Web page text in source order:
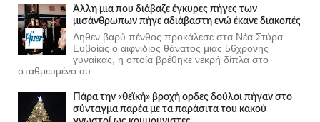
Άλλη μια που διάβαζε έγκυρες πήγες των
μισάνθρωπων πήγε αδιάβαστη ενώ έκανε διακοπές
Δηθεν βαρύ πένθος προκάλεσε στα Νέα Στύρα
Ευβοίας ο αιφνίδιος θάνατος μιας 56χρονης
γυναίκας, η οποία βρέθηκε νεκρή δίπλα στο
σταθμευμένο αυ...
Πάρα την «θεϊκή» βροχή ορδες δούλοι πήγαν στο
σύνταγμα παρέα με τα παράσιτα του κακού